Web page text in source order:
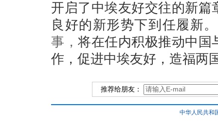
开启了中埃友好交往的新
良好的新形势下到任履新。
事，将在任内积极推动中国
作，促进中埃友好，造福两
推荐给朋友：
中华人民共和